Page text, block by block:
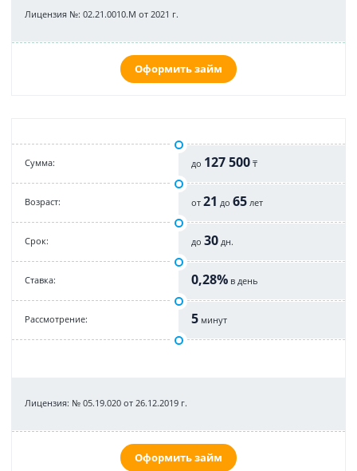
Лицензия №: 02.21.0010.M от 2021 г.
Оформить займ
Cумма: до 127 500 ₸
Возраст: от 21 до 65 лет
Срок: до 30 дн.
Cтавка: 0,28% в день
Рассмотрение: 5 минут
Лицензия: № 05.19.020 от 26.12.2019 г.
Оформить займ